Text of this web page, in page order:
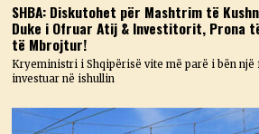
SHBA: Diskutohet për Mashtrim të
Duke i Ofruar Atij & Investitorit, Prona
të Mbrojtur!
Kryeministri i Shqipërisë vite më parë i bën një
investuar në ishullin